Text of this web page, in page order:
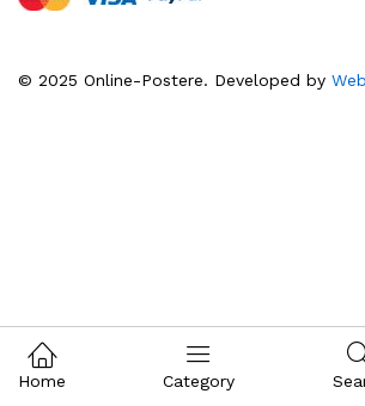
© 2025 Online-Postere. Developed by
Home Category